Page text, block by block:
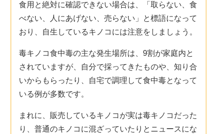
食用と絶対に確認できない場合は、「取らない、食
べない、人にあげない、売らない」と標語になって
おり、自生しているキノコには注意をしましょう。
毒キノコ食中毒の主な発生場所は、9割が家庭内と
されていますが、自分で採ってきたものや、知り合
いからもらったり、自宅で調理して食中毒となって
いる例が多数です。
まれに、販売しているキノコが実は毒キノコだった
り、普通のキノコに混ざっていたりとニュースにな